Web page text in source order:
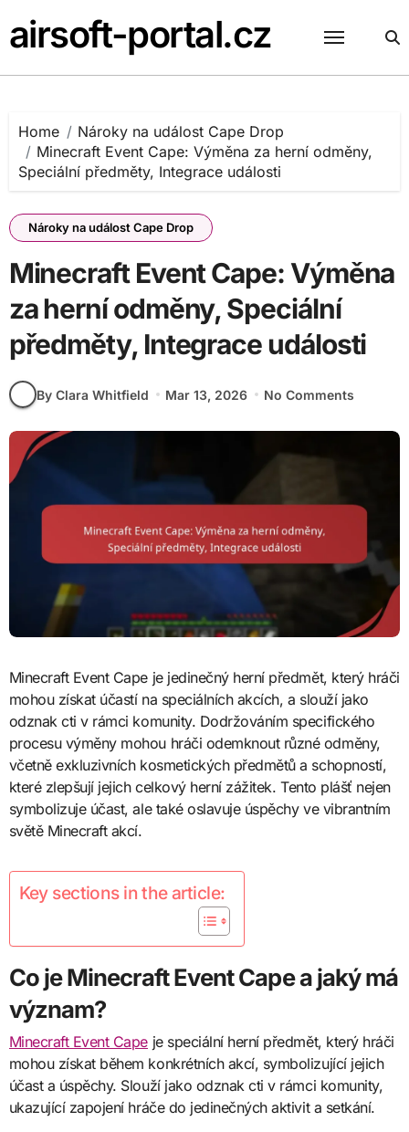
to
content
airsoft-portal.cz
Home
Nároky na událost Cape Drop
Minecraft Event Cape: Výměna za herní odměny,
Speciální předměty, Integrace události
Nároky na událost Cape Drop
Minecraft Event Cape: Výměna
za herní odměny, Speciální
předměty, Integrace události
By Clara Whitfield Mar 13, 2026 No Comments
Minecraft Event Cape je jedinečný herní předmět, který hráči
mohou získat účastí na speciálních akcích, a slouží jako
odznak cti v rámci komunity. Dodržováním specifického
procesu výměny mohou hráči odemknout různé odměny,
včetně exkluzivních kosmetických předmětů a schopností,
které zlepšují jejich celkový herní zážitek. Tento plášť nejen
symbolizuje účast, ale také oslavuje úspěchy ve vibrantním
světě Minecraft akcí.
Key sections in the article:
Co je Minecraft Event Cape a jaký má
význam?
Minecraft Event Cape je speciální herní předmět, který hráči
mohou získat během konkrétních akcí, symbolizující jejich
účast a úspěchy. Slouží jako odznak cti v rámci komunity,
ukazující zapojení hráče do jedinečných aktivit a setkání.